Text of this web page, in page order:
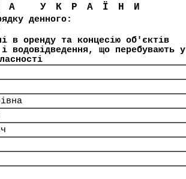
УКРАЇНИ
денного:
в оренду та концесію об'єктів
водовідведення, що перебувають у